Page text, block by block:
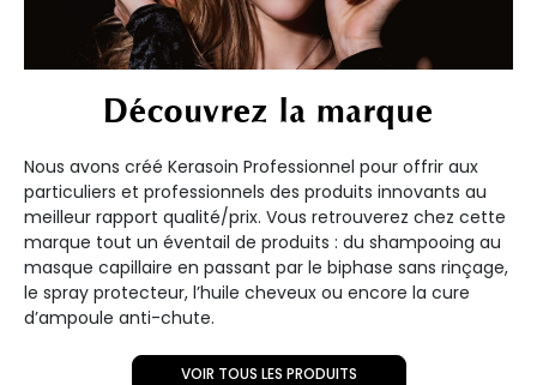
Découvrez la marque
Nous avons créé Kerasoin Professionnel pour offrir aux
particuliers et professionnels des produits innovants au
meilleur rapport qualité/prix. Vous retrouverez chez cette
marque tout un éventail de produits : du shampooing au
masque capillaire en passant par le biphase sans rinçage,
le spray protecteur, l’huile cheveux ou encore la cure
d’ampoule anti-chute.
VOIR TOUS LES PRODUITS